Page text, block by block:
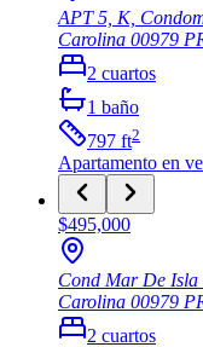
APT 5, K,
Carolina 00979
2 cuartos
1 baño
797 ft2
Apartamento en
$495,000
Cond Mar De Isla
Carolina 00979
2 cuartos